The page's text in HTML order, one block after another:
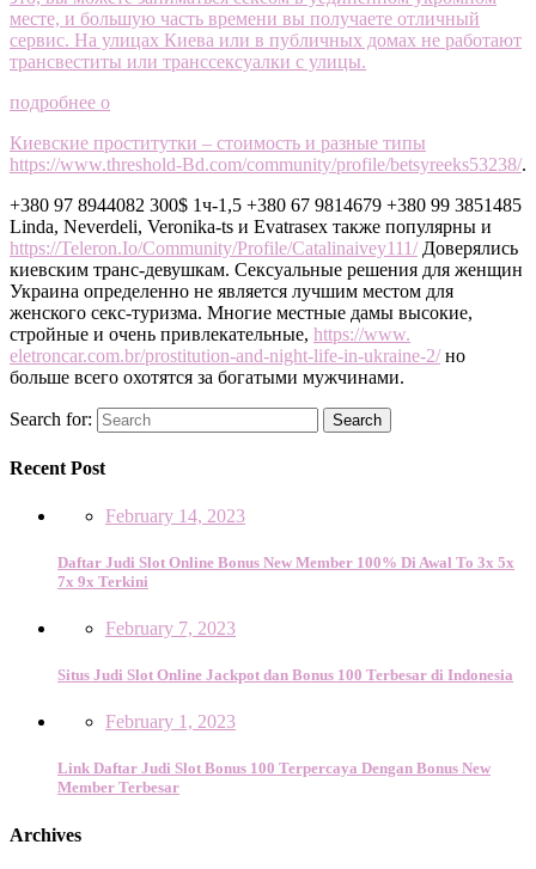
месте, и большую часть времени вы получаете отличный
сервис. На улицах Киева или в публичных домах не работают
трансвеститы или транссексуалки с улицы.
подробнее о
Киевские проститутки – стоимость и разные типы
https://www.threshold-Bd.com/community/profile/betsyreeks53238/.
+380 97 8944082 300$ 1ч-1,5 +380 67 9814679 +380 99 3851485
Linda, Neverdeli, Veronika-ts и Evatrasex также популярны и
https://Teleron.Io/Community/Profile/Catalinaivey111/Доверялись
киевским транс-девушкам. Сексуальные решения для женщин
Украина определенно не является лучшим местом для
женского секс-туризма. Многие местные дамы высокие,
стройные и очень привлекательные, https://www.
eletroncar.com.br/prostitution-and-night-life-in-ukraine-2/но
больше всего охотятся за богатыми мужчинами.
Search for: Search
Recent Post
February 14, 2023
Daftar Judi Slot Online Bonus New Member 100% Di Awal To 3x 5x
7x 9x Terkini
February 7, 2023
Situs Judi Slot Online Jackpot dan Bonus 100 Terbesar di Indonesia
February 1, 2023
Link Daftar Judi Slot Bonus 100 Terpercaya Dengan Bonus New
Member Terbesar
Archives